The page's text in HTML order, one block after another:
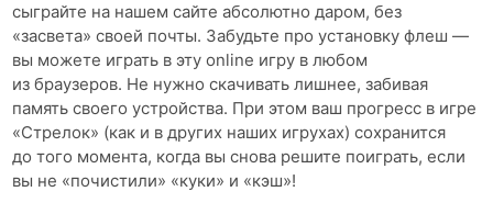
сыграйте на нашем сайте абсолютно даром, без
«засвета» своей почты. Забудьте про установку флеш —
вы можете играть в эту online игру в любом
из браузеров. Не нужно скачивать лишнее, забивая
память своего устройства. При этом ваш прогресс в игре
«Стрелок» (как и в других наших игрухах) сохранится
до того момента, когда вы снова решите поиграть, если
вы не «почистили» «куки» и «кэш»!